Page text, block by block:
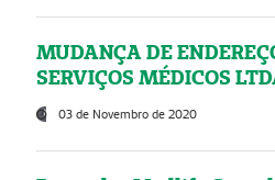
MUDANÇA DE
SERVIÇOS MÉDICOS
03 de Novembro de 2020